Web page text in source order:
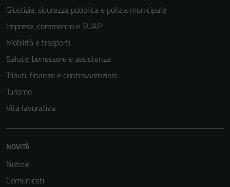
Giustizia, sicurezza pubblica e polizia municipale
Imprese, commercio e SUAP
Mobilità e trasporti
Salute, benessere e assistenza
Tributi, finanze e contravvenzioni
Turismo
Vita lavorativa
NOVITÀ
Notizie
Comunicati